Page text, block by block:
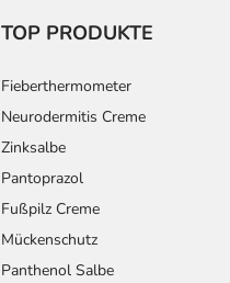
TOP PRODUKTE
Fieberthermometer
Neurodermitis Creme
Zinksalbe
Pantoprazol
Fußpilz Creme
Mückenschutz
Panthenol Salbe